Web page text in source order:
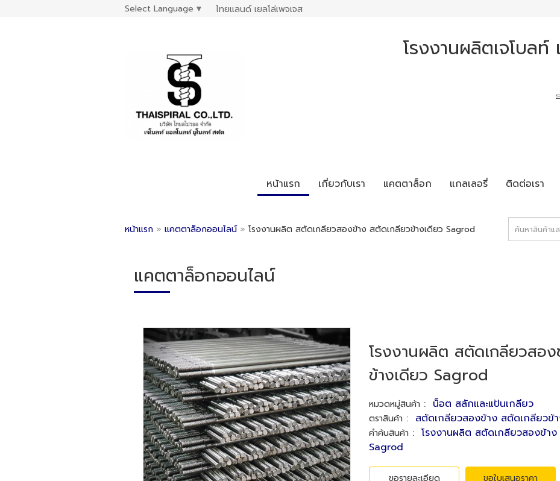
Select Language ▼ ไทยแลนด์ เยลโล่เพจเจส
โรงงานผลิตเจโบล
หน้าแรก เกี่ยวกับเรา แคตตาล็อก แกลเลอรี่ ติดต่อเรา
หน้าแรก » แคตตาล็อกออนไลน์ » โรงงานผลิต สตัดเกลียวสองข้าง สตัดเกลียวข้างเดียว Sagrod
แคตตาล็อกออนไลน์
โรงงานผลิต สตัดเกลียวสอ
ข้างเดียว Sagrod
หมวดหมู่สินค้า : น็อต สลักและแป้นเกลียว
ตราสินค้า : สตัดเกลียวสองข้าง สตัดเกลียวข้
คำค้นสินค้า : โรงงานผลิต สตัดเกลียวสองข้า
Sagrod
ขอรายละเอียด ขอใบเสนอราคา